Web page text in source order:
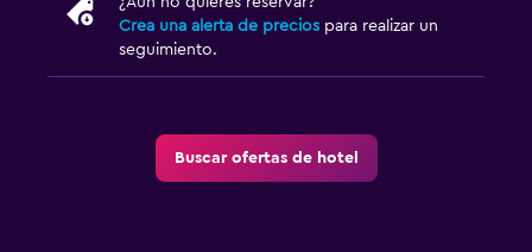
Salud y seguridad
Caja fuerte
Crea una alerta de precios para realizar un
seguimiento.
Buscar ofertas de hotel